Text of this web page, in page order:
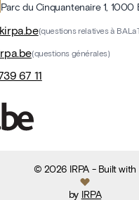
Parc du Cinquantenaire 1, 1000
(questions relatives à
(questions générales)
67 11
©2026 IRPA- Built with
by IRPA